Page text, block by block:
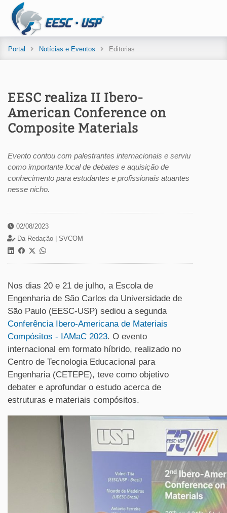
Portal Notícias e Eventos Editorias
EESC realiza II Ibero-
American Conference on
Composite Materials
Evento contou com palestrantes internacionais e serviu
como importante local de debates e aquisição de
conhecimento para estudantes e profissionais atuantes
nesse nicho.
02/08/2023
Da Redação | SVCOM
Nos dias 20 e 21 de julho, a Escola de
Engenharia de São Carlos da Universidade de
São Paulo (EESC-USP) sediou a segunda
Conferência Ibero-Americana de Materiais
Compósitos - IAMaC 2023. O evento
internacional em formato híbrido, realizado no
Centro de Tecnologia Educacional para
Engenharia (CETEPE), teve como objetivo
debater e aprofundar o estudo acerca de
estruturas e materiais compósitos.